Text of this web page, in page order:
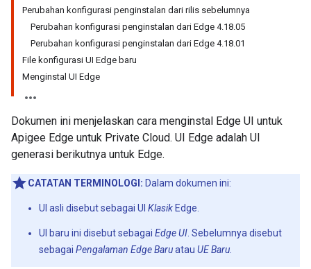
Perubahan konfigurasi penginstalan dari rilis sebelumnya
Perubahan konfigurasi penginstalan dari Edge 4.18.05
Perubahan konfigurasi penginstalan dari Edge 4.18.01
File konfigurasi UI Edge baru
Menginstal UI Edge
Dokumen ini menjelaskan cara menginstal Edge UI untuk
Apigee Edge untuk Private Cloud. UI Edge adalah UI
generasi berikutnya untuk Edge.
CATATAN TERMINOLOGI: Dalam dokumen ini:
UI asli disebut sebagai UI Klasik Edge.
UI baru ini disebut sebagai Edge UI . Sebelumnya disebut
sebagai Pengalaman Edge Baruatau UE Baru